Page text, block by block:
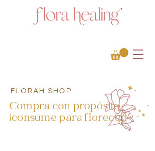
Compra con propósito,
¡consume para florecer!
FLORAH SHOP